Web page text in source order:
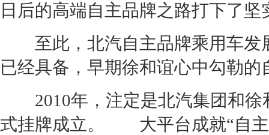
日后的高端自主品牌之路打下了坚
至此，北汽自主品牌乘用车发
已经具备，早期徐和谊心中勾勒
2010年，注定是北汽集团和徐
式挂牌成立。 大平台成就“自主